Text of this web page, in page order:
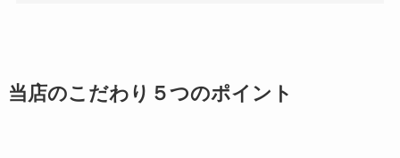
当店のこだわり５つのポイント